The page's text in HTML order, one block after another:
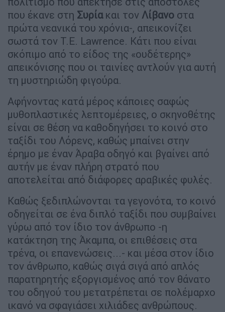
που έκανε στη Συρίακαι τον Λίβανο στα
πρώτα νεανικά του χρόνια-, απεικονίζει
σωστά τον Τ.Ε. Lawrence. Κάτι που είναι
σκόπιμο από το είδος της «ουδέτερης»
απεικόνισης που οι ταινίες αντλούν για αυτή
τη μυστηριώδη φιγούρα.
Αφήνοντας κατά μέρος κάποιες σαφώς
μυθοπλαστικές λεπτομέρειες, ο σκηνοθέτης
είναι σε θέση να καθοδηγήσει το κοινό στο
ταξίδι του Λόρενς, καθώς μπαίνει στην
έρημο με έναν Άραβα οδηγό και βγαίνει από
αυτήν με έναν πλήρη στρατό που
αποτελείται από διάφορες αραβικές φυλές.
Καθώς ξεδιπλώνονται τα γεγονότα, το κοινό
οδηγείται σε ένα διπλό ταξίδι που συμβαίνει
γύρω από τον ίδιο τον άνθρωπο -η
κατάκτηση της Άκαμπα, οι επιθέσεις στα
τρένα, οι επανενώσεις...- και μέσα στον ίδιο
τον άνθρωπο, καθώς σιγά σιγά από απλός
παρατηρητής εξοργισμένος από τον θάνατο
του οδηγού του μετατρέπεται σε πολέμαρχο
ικανό να σφαγιάσει χιλιάδες ανθρώπους.